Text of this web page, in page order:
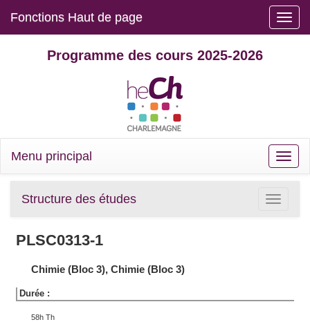
Toggle
Fonctions Haut de page
Programme des cours 2025-2026
Toggle
Menu principal
Toggle
Structure des études
PLSC0313-1
Chimie (Bloc 3), Chimie (Bloc 3)
Durée :
58h Th